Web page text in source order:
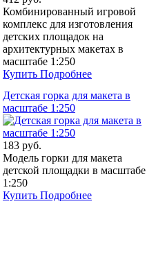
Комбинированный игровой
комплекс для изготовления
детских площадок на
архитектурных макетах в
масштабе 1:250
Купить Подробнее
Детская горка для макета в
масштабе 1:250
183 руб.
Модель горки для макета
детской площадки в масштабе
1:250
Купить Подробнее